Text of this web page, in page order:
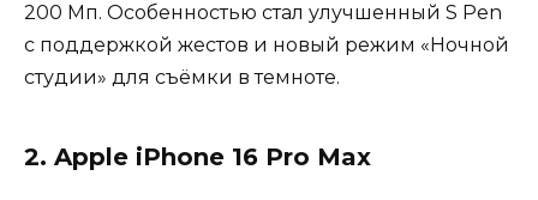
200 Мп. Особенностью стал улучшенный S Pen
с поддержкой жестов и новый режим «Ночной
студии» для съёмки в темноте.
2. Apple iPhone 16 Pro Max